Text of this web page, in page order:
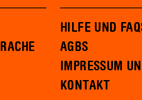
HILFE UND
AGBS
IMPRESSUM
KONTAKT